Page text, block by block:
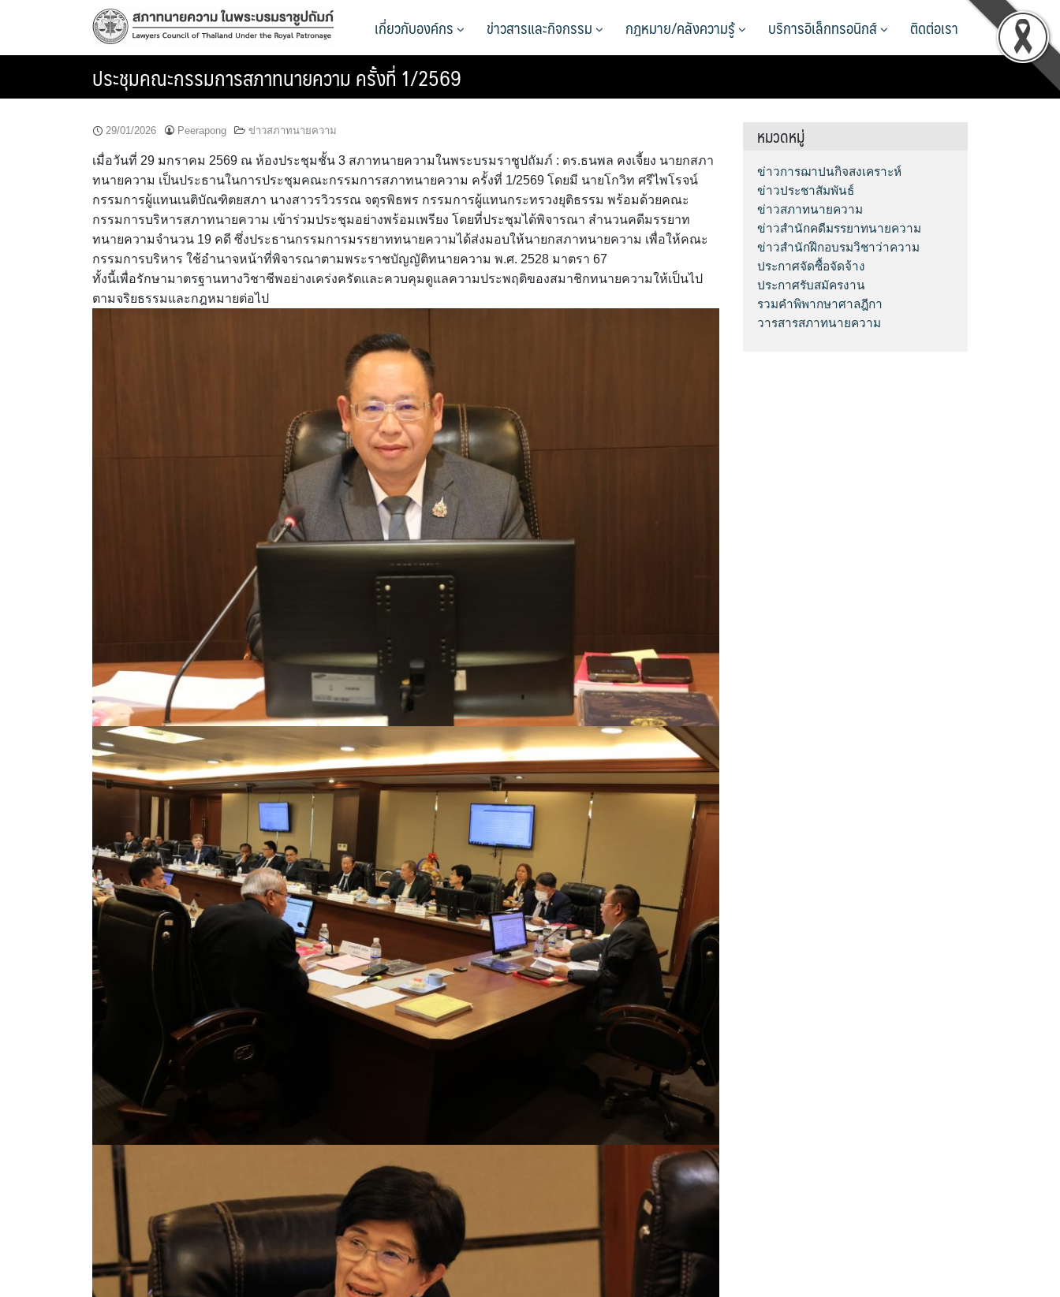
เกี่ยวกับองค์กร ข่าวสารและกิจกรรม กฎหมาย/คลังความรู้ บริการอิเล็กทรอนิกส์ ติดต่อเรา
ประชุมคณะกรรมการสภาทนายความ ครั้งที่ 1/2569
29/01/2026 Peerapong ข่าวสภาทนายความ
เมื่อวันที่ 29 มกราคม 2569 ณ ห้องประชุมชั้น 3 สภาทนายความในพระบรมราชูปถัมภ์ : ดร.ธนพล คงเจี้ยง นายกสภา
ทนายความ เป็นประธานในการประชุมคณะกรรมการสภาทนายความ ครั้งที่ 1/2569 โดยมี นายโกวิท ศรีไพโรจน์
กรรมการผู้แทนเนติบัณฑิตยสภา นางสาวรวิวรรณ จตุรพิธพร กรรมการผู้แทนกระทรวงยุติธรรม พร้อมด้วยคณะ
กรรมการบริหารสภาทนายความ เข้าร่วมประชุมอย่างพร้อมเพรียง โดยที่ประชุมได้พิจารณา สำนวนคดีมรรยาท
ทนายความจำนวน 19 คดี ซึ่งประธานกรรมการมรรยาททนายความได้ส่งมอบให้นายกสภาทนายความ เพื่อให้คณะ
กรรมการบริหาร ใช้อำนาจหน้าที่พิจารณาตามพระราชบัญญัติทนายความ พ.ศ. 2528 มาตรา 67
ทั้งนี้เพื่อรักษามาตรฐานทางวิชาชีพอย่างเคร่งครัดและควบคุมดูแลความประพฤติของสมาชิกทนายความให้เป็นไป
ตามจริยธรรมและกฎหมายต่อไป
หมวดหมู่
ข่าวการฌาปนกิจสงเคราะห์
ข่าวประชาสัมพันธ์
ข่าวสภาทนายความ
ข่าวสำนักคดีมรรยาทนายความ
ข่าวสำนักฝึกอบรมวิชาว่าความ
ประกาศจัดซื้อจัดจ้าง
ประกาศรับสมัครงาน
รวมคำพิพากษาศาลฎีกา
วารสารสภาทนายความ